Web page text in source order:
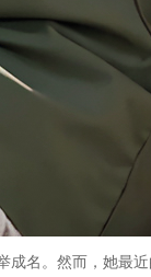
名。然而，她最